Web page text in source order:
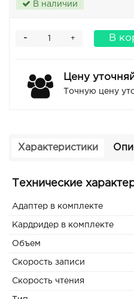
В наличии
+
- В
Цену
Точную цену
Характеристики
Технические
Адаптер в комплекте
Кардридер в комплекте
Объем
Скорость записи
Скорость чтения